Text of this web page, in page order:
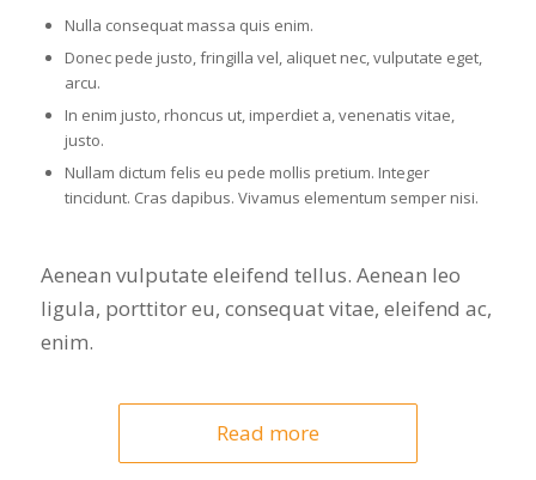
Nulla consequat massa quis enim.
Donec pede justo, fringilla vel, aliquet nec, vulputate eget,
arcu.
In enim justo, rhoncus ut, imperdiet a, venenatis vitae,
justo.
Nullam dictum felis eu pede mollis pretium. Integer
tincidunt. Cras dapibus. Vivamus elementum semper nisi.
Aenean vulputate eleifend tellus. Aenean leo
ligula, porttitor eu, consequat vitae, eleifend ac,
enim.
Read more